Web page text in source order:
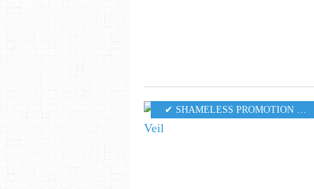
✔ SHAMELESS PROMOTION PR